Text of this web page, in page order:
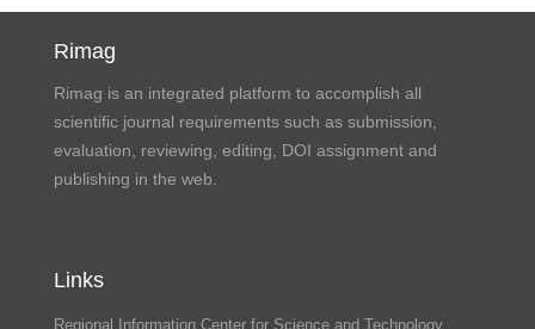
Rimag
Rimag is an integrated platform to accomplish all
scientific journal requirements such as submission,
evaluation, reviewing, editing, DOI assignment and
publishing in the web.
Links
Regional Information Center for Science and Technology